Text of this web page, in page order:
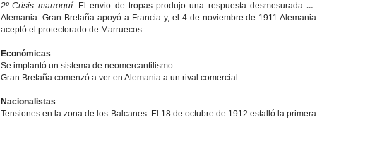
2º Crisis marroquí: El envio de tropas produjo una respuesta desmesurada de
Alemania. Gran Bretaña apoyó a Francia y, el 4 de noviembre de 1911 Alemania
aceptó el protectorado de Marruecos.
Económicas:
Se implantó un sistema de neomercantilismo
Gran Bretaña comenzó a ver en Alemania a un rival comercial.
Nacionalistas:
Tensiones en la zona de los Balcanes. El 18 de octubre de 1912 estalló la primera